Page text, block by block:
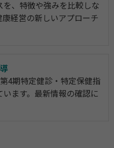
、特徴や強みを比較しな
経営の新しいアプローチ
4期特定健診・特定保健指
ます。最新情報の確認に